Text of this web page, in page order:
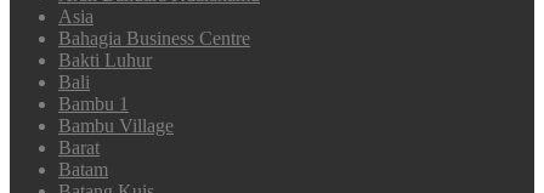
Asia
Bahagia Business Centre
Bakti Luhur
Bali
Bambu 1
Bambu Village
Barat
Batam